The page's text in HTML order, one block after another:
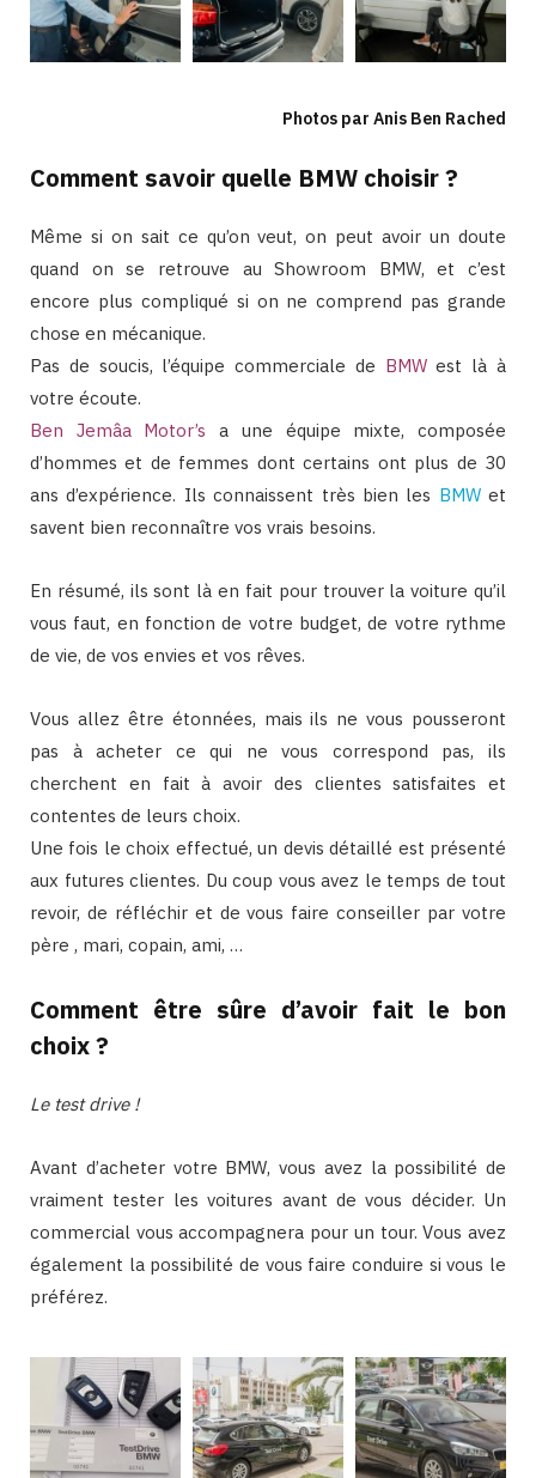
Photos par Anis Ben Rached
Comment savoir quelle BMW choisir ?
Même si on sait ce qu’on veut, on peut avoir un doute
quand on se retrouve au Showroom BMW, et c’est
encore plus compliqué si on ne comprend pas grande
chose en mécanique.
Pas de soucis, l’équipe commerciale de BMWest là à
votre écoute.
Ben Jemâa Motor’s
a une équipe mixte, composée
d’hommes et de femmes dont certains ont plus de 30
ans d’expérience. Ils connaissent très bien les BMWet
savent bien reconnaître vos vrais besoins.
En résumé, ils sont là en fait pour trouver la voiture qu’il
vous faut, en fonction de votre budget, de votre rythme
de vie, de vos envies et vos rêves.
Vous allez être étonnées, mais ils ne vous pousseront
pas à acheter ce qui ne vous correspond pas, ils
cherchent en fait à avoir des clientes satisfaites et
contentes de leurs choix.
Une fois le choix effectué, un devis détaillé est présenté
aux futures clientes. Du coup vous avez le temps de tout
revoir, de réfléchir et de vous faire conseiller par votre
père , mari, copain, ami, …
Comment être sûre d’avoir fait le bon
choix ?
Le test drive !
Avant d’acheter votre BMW, vous avez la possibilité de
vraiment tester les voitures avant de vous décider. Un
commercial vous accompagnera pour un tour. Vous avez
également la possibilité de vous faire conduire si vous le
préférez.